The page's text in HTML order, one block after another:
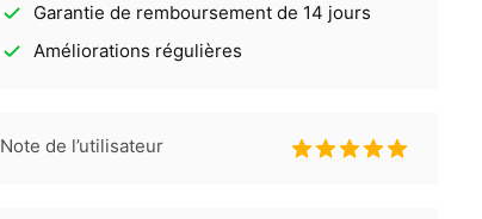
Garantie de remboursement de 14 jours
Améliorations régulières
Note de l’utilisateur